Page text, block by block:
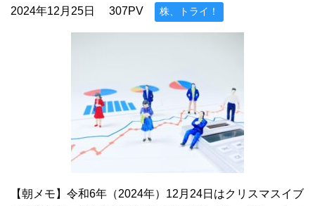
2024年12月25日 307PV 株、トライ！
【朝メモ】令和6年（2024年）12月24日はクリスマスイブ